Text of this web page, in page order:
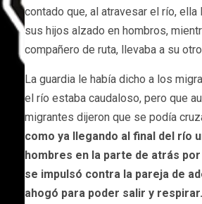
contado que, al atravesar el río, ella
sus hijos alzado en hombros,
compañero de ruta, llevaba a su
La guardia le había dicho a los
el río estaba caudaloso, pero que
migrantes dijeron que se podía
como ya llegando al final del río
hombres en la parte de atrás
se impulsó contra la pareja de
ahogó para poder salir y respirar.